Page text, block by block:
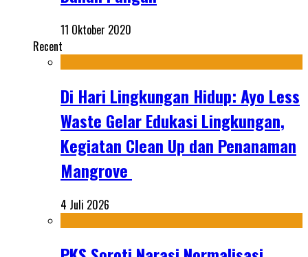
11 Oktober 2020
Recent
Di Hari Lingkungan Hidup: Ayo Less
Waste Gelar Edukasi Lingkungan,
Kegiatan Clean Up dan Penanaman
Mangrove
4 Juli 2026